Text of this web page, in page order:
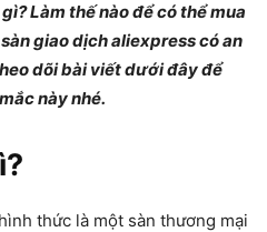
Làm thế nào để có thể mua
giao dịch aliexpress có an
dõi bài viết dưới đây để
này nhé.
thức là một sàn thương mại